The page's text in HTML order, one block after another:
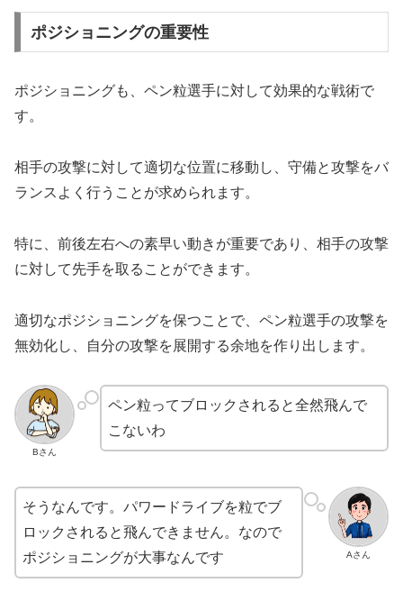
ポジショニングの重要性
ポジショニングも、ペン粒選手に対して効果的な戦術で
す。
相手の攻撃に対して適切な位置に移動し、守備と攻撃をバ
ランスよく行うことが求められます。
特に、前後左右への素早い動きが重要であり、相手の攻撃
に対して先手を取ることができます。
適切なポジショニングを保つことで、ペン粒選手の攻撃を
無効化し、自分の攻撃を展開する余地を作り出します。
Bさん
ペン粒ってブロックされると全然飛んで
こないわ
Aさん
そうなんです。パワードライブを粒でブ
ロックされると飛んできません。なので
ポジショニングが大事なんです